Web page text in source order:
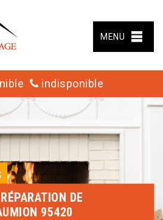
MENU
indisponible
DE
95420